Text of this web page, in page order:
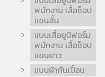
พนักงาน เสื้อช็อป
แขนสั้น
แบบเสื้อยูนิฟอร์ม
พนักงาน เสื้อช็อป
แขนยาว
แบบผ้ากันเปื้อน